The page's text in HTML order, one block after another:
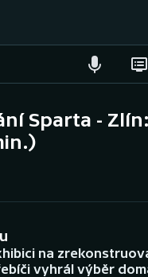
Sparta -
na
vyhrál výběr